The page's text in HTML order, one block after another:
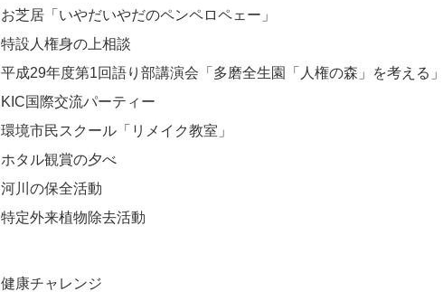
お芝居「いやだいやだのペンペロペェー」
特設人権身の上相談
平成29年度第1回語り部講演会「多磨全生園「人権の森」を考える」
KIC国際交流パーティー
環境市民スクール「リメイク教室」
ホタル観賞の夕べ
河川の保全活動
特定外来植物除去活動
健康チャレンジ